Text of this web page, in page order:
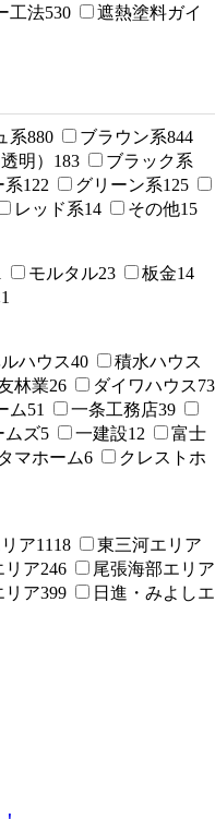
工法530
遮熱塗料ガイ
系880 ブラウン系844
明） 183
ブラック系
系122 グリーン系125
レッド系14 その他15
モルタル23 板金14
1
ハウス40
積水ハウス
林業26 ダイワハウス73
ム51 一条工務店39
ムズ5 一建設12
富士
タマホーム6
クレストホ
ア1118
東三河エリア
リア246
尾張海部エリア
リア399
日進・みよしエ